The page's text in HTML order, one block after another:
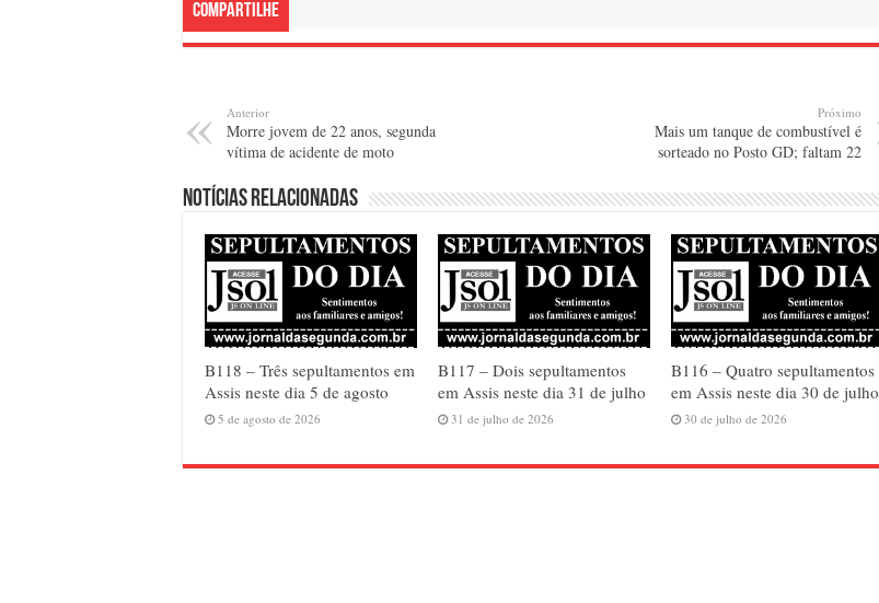
Compartilhe
Anterior
Morre jovem de 22 anos, segunda
vítima de acidente de moto
Próximo
Mais um tanque de combustível é
sorteado no Posto GD; faltam 22
Notícias relacionadas
B118 – Três sepultamentos em
Assis neste dia 5 de agosto
5 de agosto de 2026
B117 – Dois sepultamentos
em Assis neste dia 31 de julho
31 de julho de 2026
B116 – Quatro sepultamentos
em Assis neste dia 30 de julho
30 de julho de 2026